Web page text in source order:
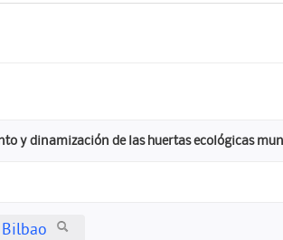
y dinamización de las huertas ecológicas